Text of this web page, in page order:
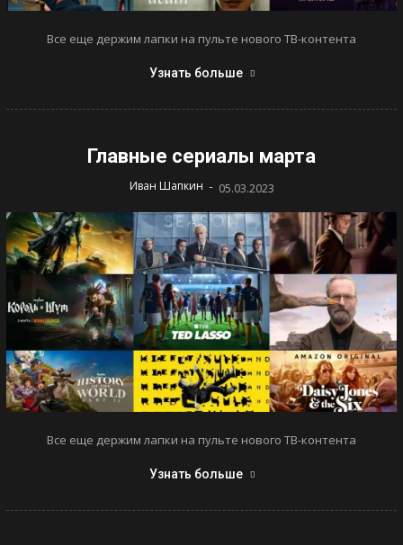
Все еще держим лапки на пульте нового ТВ-контента
Узнать больше
Главные сериалы марта
Иван Шапкин - 05.03.2023
Все еще держим лапки на пульте нового ТВ-контента
Узнать больше